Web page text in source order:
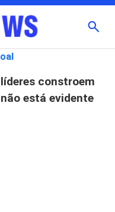
constroem
está evidente